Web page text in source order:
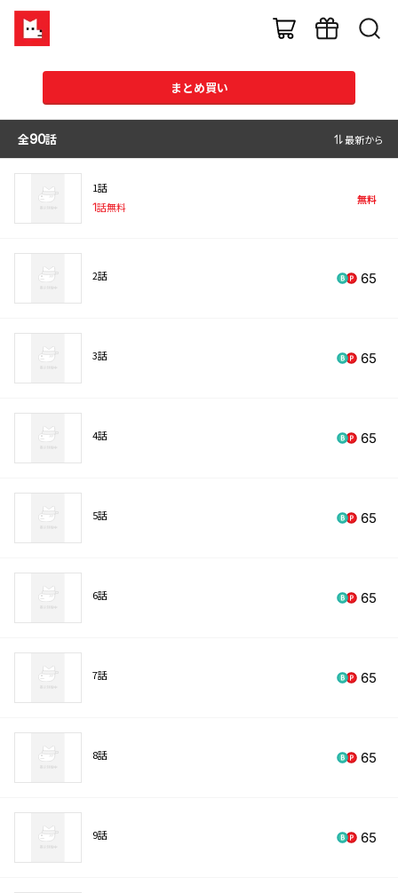
まとめ買い
全90話 最新から
1話
1話無料
無料
2話 65
3話 65
4話 65
5話 65
6話 65
7話 65
8話 65
9話 65